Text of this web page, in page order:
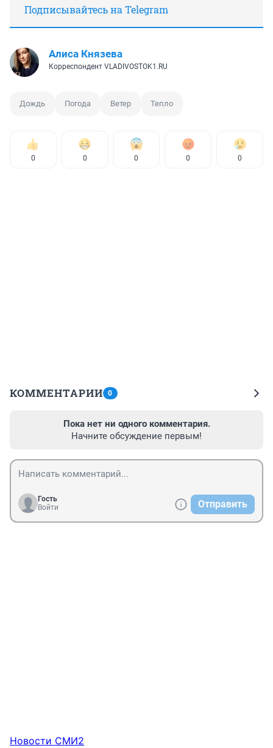
Подписывайтесь на Telegram
Алиса Князева
Корреспондент VLADIVOSTOK1.RU
Дождь Погода Ветер Тепло
0 0 0 0 0
КОММЕНТАРИИ 0
Пока нет ни одного комментария.
Начните обсуждение первым!
Гость
Войти
Отправить
Новости СМИ2